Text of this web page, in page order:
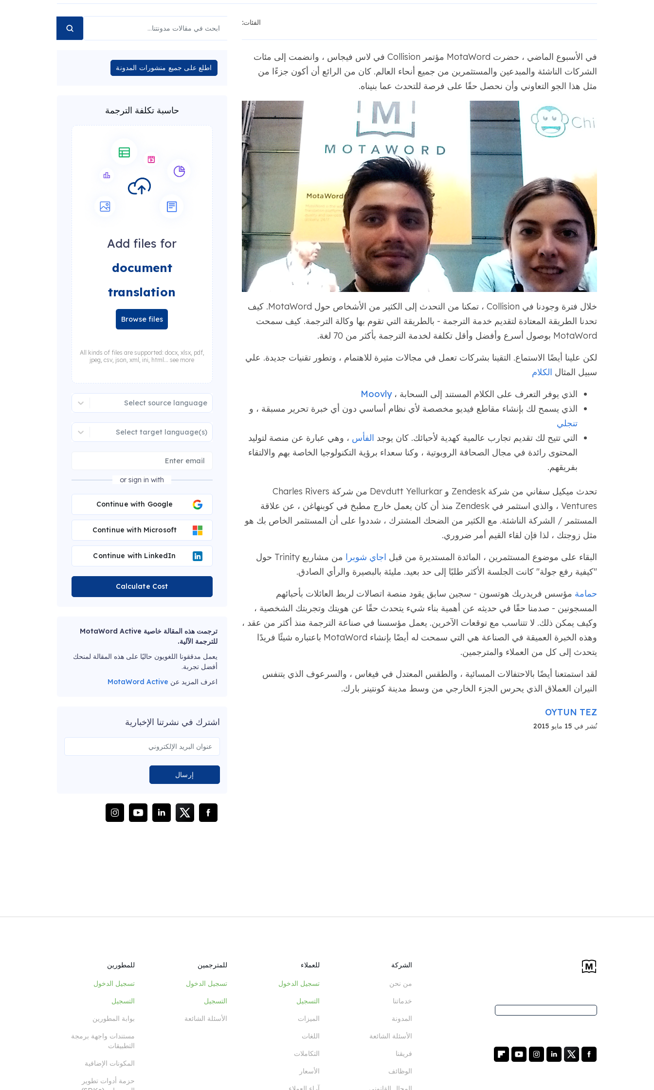
الفئات:
في الأسبوع الماضي ، حضرت MotaWord مؤتمر Collision في لاس فيجاس ، وانضمت إلى مئات
الشركات الناشئة والمبدعين والمستثمرين من جميع أنحاء العالم. كان من الرائع أن أكون جزءًا من
مثل هذا الجو التعاوني وأن نحصل حقًا على فرصة للتحدث عما بنيناه.
خلال فترة وجودنا في Collision ، تمكنا من التحدث إلى الكثير من الأشخاص حول MotaWord. كيف
تحدنا الطريقة المعتادة لتقديم خدمة الترجمة - بالطريقة التي تقوم بها وكالة الترجمة. كيف سمحت
MotaWord بوصول أسرع وأفضل وأقل تكلفة لخدمة الترجمة بأكثر من 70 لغة.
لكن علينا أيضًا الاستماع. التقينا بشركات تعمل في مجالات مثيرة للاهتمام ، وتطور تقنيات جديدة. علي
سبيل المثال الكلام
الذي يوفر التعرف على الكلام المستند إلى السحابة ، Moovly
الذي يسمح لك بإنشاء مقاطع فيديو مخصصة لأي نظام أساسي دون أي خبرة تحرير مسبقة ، و
تنجلي
التي تتيح لك تقديم تجارب عالمية كهدية لأحبائك. كان يوجد الفأس ، وهي عبارة عن منصة لتوليد
المحتوى رائدة في مجال الصحافة الروبوتية ، وكنا سعداء برؤية التكنولوجيا الخاصة بهم والالتقاء
بفريقهم.
تحدث ميكيل سفاني من شركة Zendesk و Devdutt Yellurkar من شركة Charles Rivers
Ventures ، والذي استثمر في Zendesk منذ أن كان يعمل خارج مطبخ في كوبنهاغن ، عن علاقة
المستثمر / الشركة الناشئة. مع الكثير من الضحك المشترك ، شددوا على أن المستثمر الخاص بك هو
مثل زوجتك ، لذا فإن لقاء القيم أمر ضروري.
البقاء على موضوع المستثمرين ، المائدة المستديرة من قبل اجاي شوبرا
من مشاريع Trinity حول
"كيفية رفع جولة" كانت الجلسة الأكثر طلبًا إلى حد بعيد. مليئة بالبصيرة والرأي الصادق.
حمامة مؤسس فريدريك هوتسون - سجين سابق يقود منصة اتصالات لربط العائلات بأحبائهم
المسجونين - صدمنا حقًا في حديثه عن أهمية بناء شيء يتحدث حقًا عن هويتك وتجربتك الشخصية ،
وكيف يمكن ذلك. لا تتناسب مع توقعات الآخرين. يعمل مؤسسنا في صناعة الترجمة منذ أكثر من عقد ،
وهذه الخبرة العميقة في الصناعة هي التي سمحت له أيضًا بإنشاء MotaWord باعتباره شيئًا فريدًا
يتحدث إلى كل من العملاء والمترجمين.
لقد استمتعنا أيضًا بالاحتفالات المسائية ، والطقس المعتدل في فيغاس ، والسرعوف الذي يتنفس
النيران العملاق الذي يحرس الجزء الخارجي من وسط مدينة كونتينر بارك.
OYTUN TEZ
نُشر في 15 مايو 2015
اطلع على جميع منشورات المدونة
حاسبة تكلفة الترجمة
Add files for
document
translation
Browse files
All kinds of files are supported: docx, xlsx, pdf,
jpeg, csv, json, xml, ini, html... see more
Select source language
Select target language(s)
or sign in with
Continue with Google
Continue with Microsoft
Continue with LinkedIn
Calculate Cost
ترجمت هذه المقالة خاصية MotaWord Active
للترجمة الآلية.
يعمل مدققونا اللغويون حاليًا على هذه المقالة لمنحك
أفضل تجربة.
اعرف المزيد عن MotaWord Active
اشترك في نشرتنا الإخبارية
إرسال
الشركة
من نحن
خدماتنا
المدونة
الأسئلة الشائعة
فريقنا
الوظائف
للعملاء
تسجيل الدخول
التسجيل
الميزات
اللغات
التكاملات
الأسعار
للمترجمين
تسجيل الدخول
التسجيل
الأسئلة الشائعة
للمطورين
تسجيل الدخول
التسجيل
بوابة المطورين
مستندات واجهة برمجة
التطبيقات
المكونات الإضافية
حزمة أدوات تطوير